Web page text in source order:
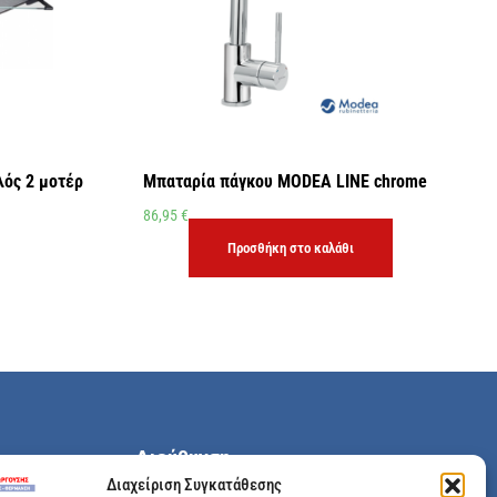
Διαχείριση Συγκατάθεσης
2 μοτέρ Μπαταρία πάγκου MODEA LINE chrome
86,95€
Προσθήκη στο καλάθι
Διεύθυνση